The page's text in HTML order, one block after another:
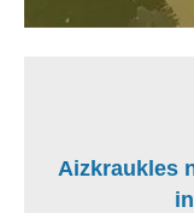
Aizkraukles